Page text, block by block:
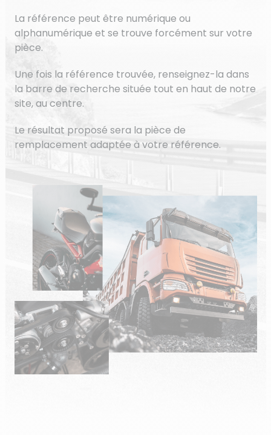
La référence peut être numérique ou
alphanumérique et se trouve forcément sur votre
pièce.
Une fois la référence trouvée, renseignez-la dans
la barre de recherche située tout en haut de notre
site, au centre.
Le résultat proposé sera la pièce de
remplacement adaptée à votre référence.